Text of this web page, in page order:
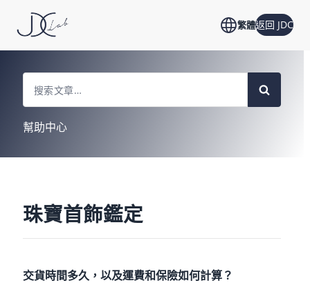
返回 JDC
繁體
For
幫助中心
珠寶首飾鑑定
交貨時間多久，以及運費和保險如何計算？